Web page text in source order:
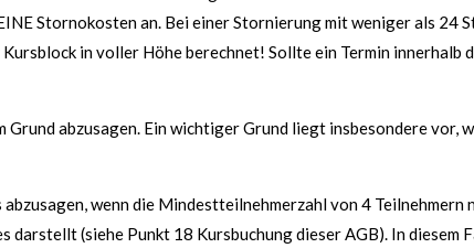
Stornokosten an. Bei einer Stornierung mit weniger als 24
in voller Höhe berechnet! Sollte ein Termin innerhalb
abzusagen. Ein wichtiger Grund liegt insbesondere vor,
wenn die Mindestteilnehmerzahl von 4 Teilnehmern
(siehe Punkt 18 Kursbuchung dieser AGB). In diesem